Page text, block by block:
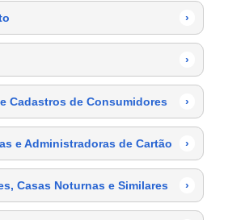
›
›
Cadastros de Consumidores ›
e Administradoras de Cartão ›
Casas Noturnas e Similares ›